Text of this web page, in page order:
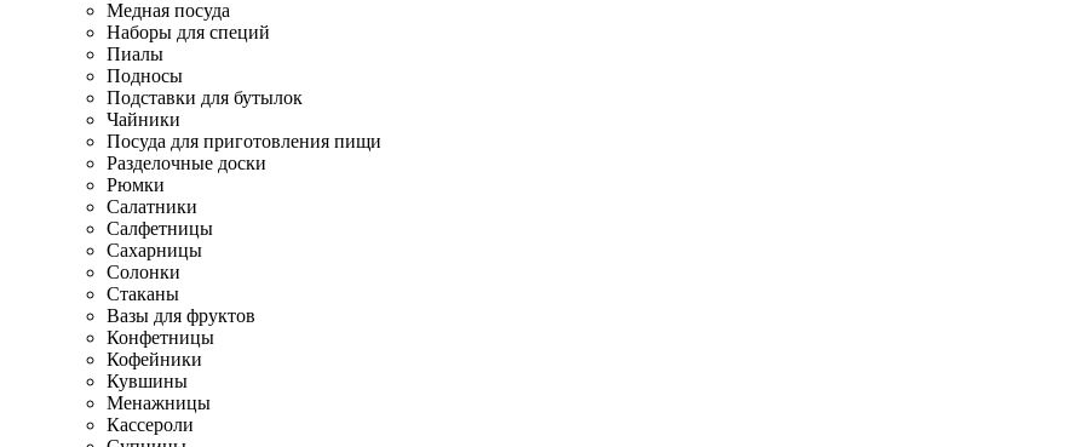
Медная посуда
Наборы для специй
Пиалы
Подносы
Подставки для бутылок
Чайники
Посуда для приготовления пищи
Разделочные доски
Рюмки
Салатники
Салфетницы
Сахарницы
Солонки
Стаканы
Вазы для фруктов
Конфетницы
Кофейники
Кувшины
Менажницы
Кассероли